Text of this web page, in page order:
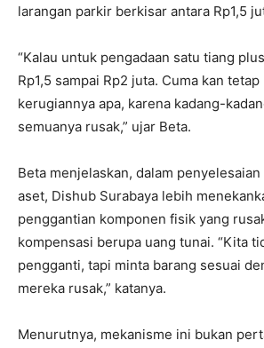
larangan parkir berkisar antara Rp1,5
“Kalau untuk pengadaan satu tiang
Rp1,5 sampai Rp2 juta. Cuma kan
kerugiannya apa, karena kadang-
semuanya rusak,” ujar Beta.
Beta menjelaskan, dalam
aset, Dishub Surabaya lebih
penggantian komponen fisik yang
kompensasi berupa uang tunai. “Kita
pengganti, tapi minta barang sesuai
mereka rusak,” katanya.
Menurutnya, mekanisme ini bukan